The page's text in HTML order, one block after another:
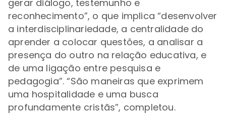
gerar diálogo, testemunho e
reconhecimento”, o que implica“desenvolver
a interdisciplinariedade, a centralidade do
aprender a colocar questões, a analisar a
presença do outro na relação educativa, e
de uma ligação entre pesquisa e
pedagogia”.“São maneiras que exprimem
uma hospitalidade e uma busca
profundamente cristãs”, completou.